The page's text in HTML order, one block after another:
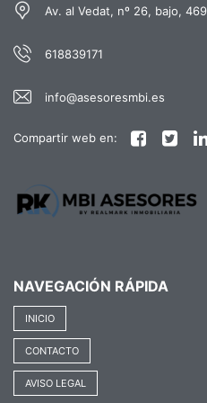
me explicaron
Da gusto
conocer
Solo puedo daros
Recomendaré MBI
persona que esté
Av. al Vedat, nº 26, bajo,
618839171
info@asesoresmbi.es
Compartir web en:
NAVEGACIÓN RÁPIDA
INICIO
CONTACTO
AVISO LEGAL